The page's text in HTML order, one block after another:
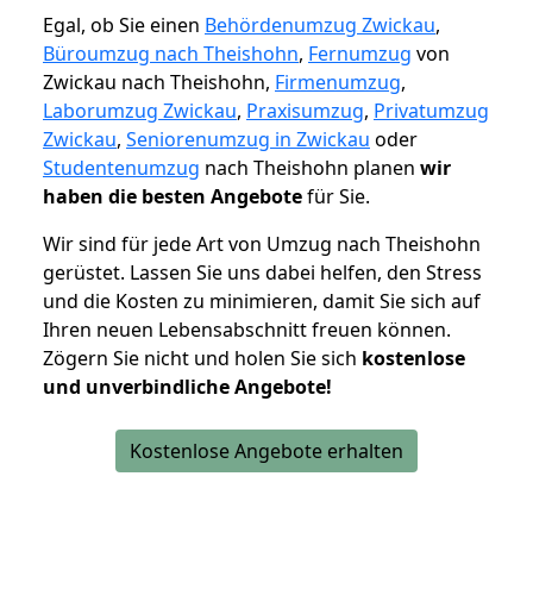
Egal, ob Sie einen Behördenumzug Zwickau,
Büroumzug nach Theishohn, Fernumzug von
Zwickau nach Theishohn, Firmenumzug,
Laborumzug Zwickau, Praxisumzug, Privatumzug
Zwickau, Seniorenumzug in Zwickau oder
Studentenumzug nach Theishohn planen wir
haben die besten Angebotefür Sie.
Wir sind für jede Art von Umzug nach Theishohn
gerüstet. Lassen Sie uns dabei helfen, den Stress
und die Kosten zu minimieren, damit Sie sich auf
Ihren neuen Lebensabschnitt freuen können.
Zögern Sie nicht und holen Sie sich kostenlose
und unverbindliche Angebote!
Kostenlose Angebote erhalten